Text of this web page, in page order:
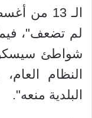
لم تضعف"،
شواطئ سيسكو
النظام
البلدية منعه".